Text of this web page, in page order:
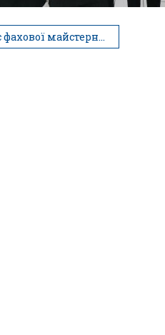
майстерності “Чорний ящик”